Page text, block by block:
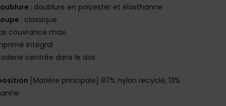
: doublure en polyester et élasthanne
: classique
couvrance maxi
intégral
centrée dans le dos
[Matière principale] 87% nylon recyclé, 13%